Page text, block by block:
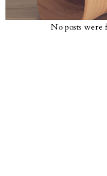
No posts were